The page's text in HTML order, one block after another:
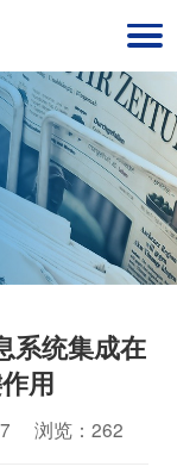
系统集成在
用
浏览：262